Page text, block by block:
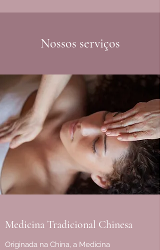
Nossos serviços
Medicina Tradicional Chinesa
Originada na China, a Medicina